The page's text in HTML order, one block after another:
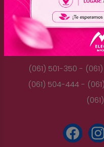
(045)
(061) 501-350 -
(061) 504-444 -